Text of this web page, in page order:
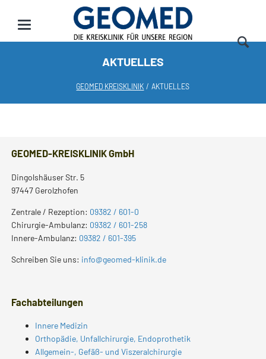
AKTUELLES
GEOMED KREISKLINIK AKTUELLES
GEOMED-KREISKLINIK GmbH
Dingolshäuser Str. 5
97447 Gerolzhofen
Zentrale / Rezeption: 09382 / 601-0
Chirurgie-Ambulanz: 09382 / 601-258
Innere-Ambulanz: 09382 / 601-395
Schreiben Sie uns: info@geomed-klinik.de
Fachabteilungen
Innere Medizin
Orthopädie, Unfallchirurgie, Endoprothetik
Allgemein-, Gefäß- und Viszeralchirurgie